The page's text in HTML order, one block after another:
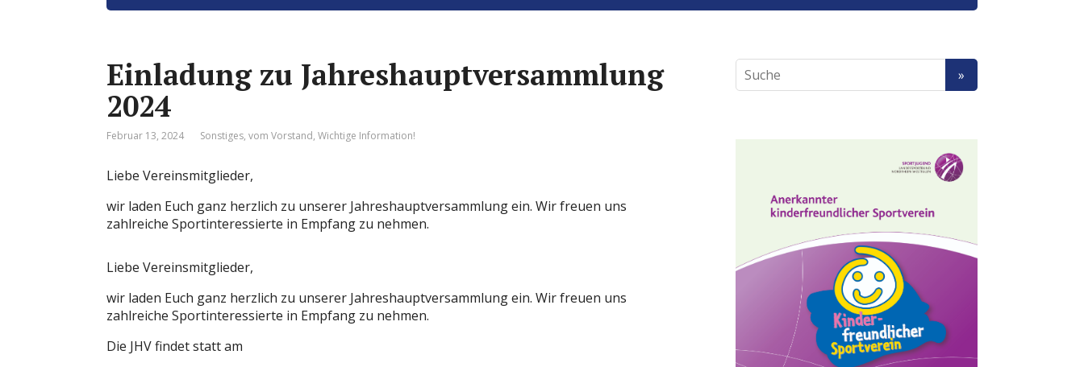
Einladung zu Jahreshauptversammlung
2024
Februar 13, 2024 Sonstiges, vom Vorstand, Wichtige Information!
Liebe Vereinsmitglieder,
wir laden Euch ganz herzlich zu unserer Jahreshauptversammlung ein. Wir freuen uns
zahlreiche Sportinteressierte in Empfang zu nehmen.
Liebe Vereinsmitglieder,
wir laden Euch ganz herzlich zu unserer Jahreshauptversammlung ein. Wir freuen uns
zahlreiche Sportinteressierte in Empfang zu nehmen.
Die JHV findet statt am